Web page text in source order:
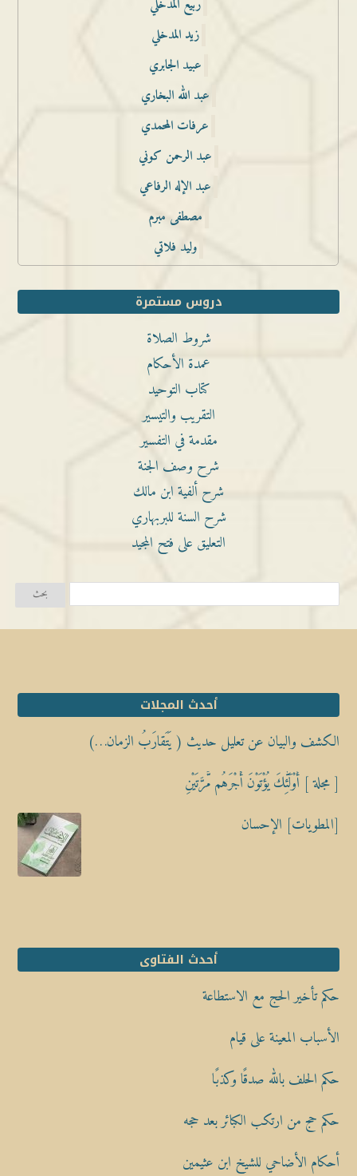
ربيع المدخلي
زيد المدخلي
عبيد الجابري
عبد الله البخاري
عرفات المحمدي
عبد الرحمن كوني
عبد الإله الرفاعي
مصطفى مبرم
وليد فلاتي
دروس مستمرة
شروط الصلاة
عمدة الأحكام
كتاب التوحيد
التقريب والتيسير
مقدمة في التفسير
شرح وصف الجنة
شرح ألفية ابن مالك
شرح السنة للبربهاري
التعليق على فتح المجيد
أحدث المجلات
الكشف والبيان عن تعليل حديث ( يَتَقارَبُ الزمان…)
[ مجلة ] أُوْلَٰٓئِكَ يُؤْتَوْنَ أَجْرَهُم مَّرَّتَيْنِ
[المطويات] الإحسان
أحدث الفتاوى
حكم تأخير الحج مع الاستطاعة
الأسباب المعينة على قيام
حكم الحلف بالله صدقًا وكذبًا
حكم حج من ارتكب الكبائر بعد حجه
أحكام الأضاحي للشيخ ابن عثيمين